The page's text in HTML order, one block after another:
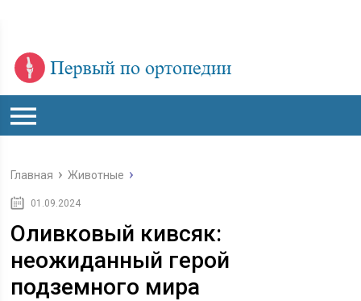
Главная Животные
01.09.2024
Оливковый кивсяк:
неожиданный герой
подземного мира